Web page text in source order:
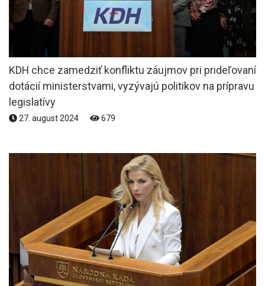
KDH chce zamedziť konfliktu záujmov pri prideľovaní
dotácií ministerstvami, vyzývajú politikov na prípravu
legislatívy
27. august 2024 679